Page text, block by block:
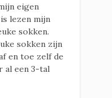
eigen
lezen mijn
sokken.
sokken zijn
en toe zelf de
al een 3-tal